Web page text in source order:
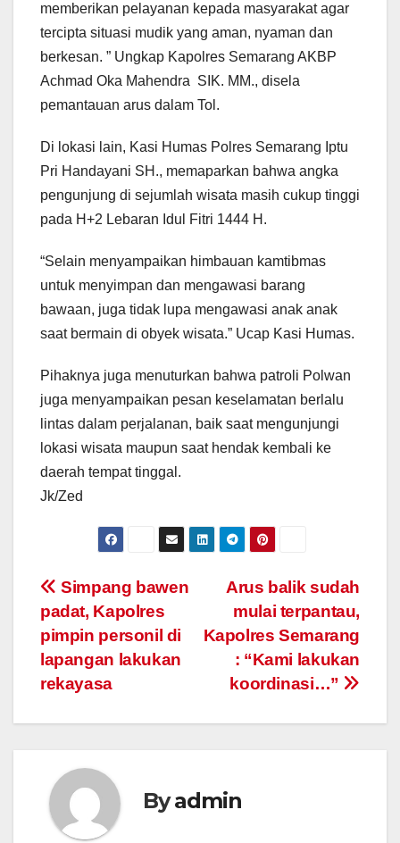
memberikan pelayanan kepada masyarakat agar
tercipta situasi mudik yang aman, nyaman dan
berkesan. ” Ungkap Kapolres Semarang AKBP
Achmad Oka Mahendra SIK. MM., disela
pemantauan arus dalam Tol.
Di lokasi lain, Kasi Humas Polres Semarang Iptu
Pri Handayani SH., memaparkan bahwa angka
pengunjung di sejumlah wisata masih cukup tinggi
pada H+2 Lebaran Idul Fitri 1444 H.
“Selain menyampaikan himbauan kamtibmas
untuk menyimpan dan mengawasi barang
bawaan, juga tidak lupa mengawasi anak anak
saat bermain di obyek wisata.” Ucap Kasi Humas.
Pihaknya juga menuturkan bahwa patroli Polwan
juga menyampaikan pesan keselamatan berlalu
lintas dalam perjalanan, baik saat mengunjungi
lokasi wisata maupun saat hendak kembali ke
daerah tempat tinggal.
Jk/Zed
Post
navigation
Arus balik sudah
mulai terpantau,
Kapolres Semarang
: “Kami lakukan
koordinasi…”
Simpang bawen
padat, Kapolres
pimpin personil di
lapangan lakukan
rekayasa
Byadmin